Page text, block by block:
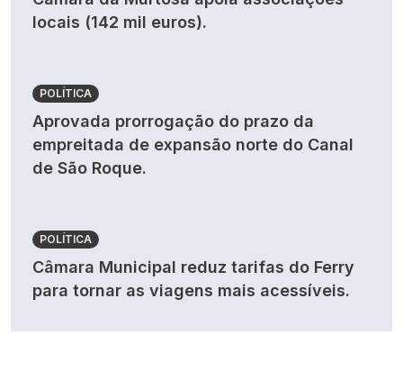
locais (142 mil euros).
POLÍTICA
Aprovada prorrogação do prazo da
empreitada de expansão norte do Canal
de São Roque.
POLÍTICA
Câmara Municipal reduz tarifas do Ferry
para tornar as viagens mais acessíveis.